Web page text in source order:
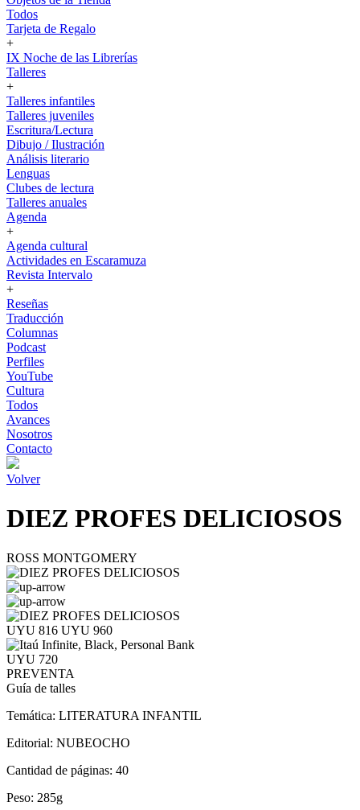
Todos
Tarjeta de Regalo
+
IX Noche de las Librerías
Talleres
+
Talleres infantiles
Talleres juveniles
Escritura/Lectura
Dibujo / Ilustración
Análisis literario
Lenguas
Clubes de lectura
Talleres anuales
Agenda
+
Agenda cultural
Actividades en Escaramuza
Revista Intervalo
+
Reseñas
Traducción
Columnas
Podcast
Perfiles
YouTube
Cultura
Todos
Avances
Nosotros
Contacto
Volver
DIEZ PROFES DELICIOSOS
ROSS MONTGOMERY
UYU 816 UYU 960
UYU 720
PREVENTA
Guía de talles
Temática: LITERATURA INFANTIL
Editorial: NUBEOCHO
Cantidad de páginas: 40
Peso: 285g